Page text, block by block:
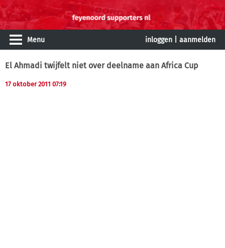
Menu inloggen aanmelden
El Ahmadi twijfelt niet over deelname aan Africa Cup
17 oktober 2011 07:19